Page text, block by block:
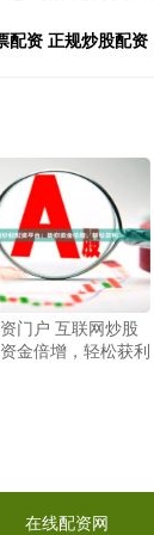
配资 正规炒股配
门户 互联网炒股
金倍增，轻松获利
在线配资网